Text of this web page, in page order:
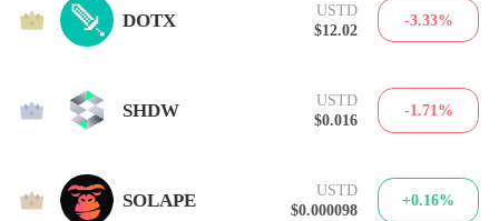
1 DOTX
USTD
$12.02
-3.33%
2 SHDW
USTD
$0.016
-1.71%
3 SOLAPE
USTD
$0.000098
+0.16%